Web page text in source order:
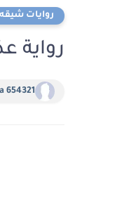
روايات شيقه
رواية
654321